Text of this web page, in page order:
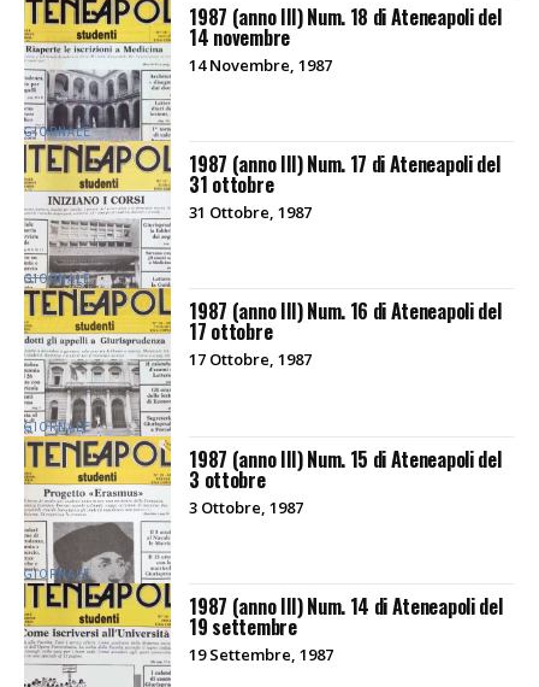
GIORNALE
1987 (anno III) Num. 18 di Ateneapoli del
14 novembre
14 Novembre, 1987
GIORNALE
1987 (anno III) Num. 17 di Ateneapoli del
31 ottobre
31 Ottobre, 1987
GIORNALE
1987 (anno III) Num. 16 di Ateneapoli del
17 ottobre
17 Ottobre, 1987
GIORNALE
1987 (anno III) Num. 15 di Ateneapoli del
3 ottobre
3 Ottobre, 1987
1987 (anno III) Num. 14 di Ateneapoli del
19 settembre
19 Settembre, 1987